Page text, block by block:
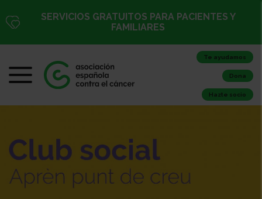
SERVICIOS GRATUITOS PARA PACIENTES Y
FAMILIARES
Te ayudamos
Dona
Hazte socio